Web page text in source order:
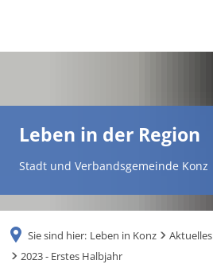
Leben in der Region
Stadt und Verbandsgemeinde Konz
Sie sind hier: Leben in Konz Aktuelles
2023 - Erstes Halbjahr